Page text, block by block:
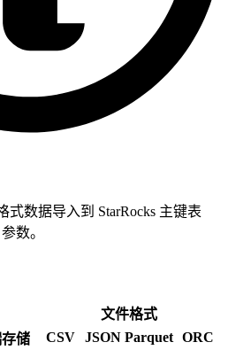
式数据导入到 StarRocks 主键表
参数。
文件格式
储 CSV JSON Parquet ORC